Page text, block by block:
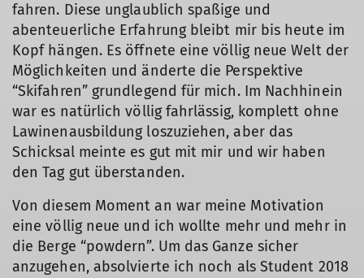
fahren. Diese unglaublich spaßige und
abenteuerliche Erfahrung bleibt mir bis heute im
Kopf hängen. Es öffnete eine völlig neue Welt der
Möglichkeiten und änderte die Perspektive
“Skifahren” grundlegend für mich. Im Nachhinein
war es natürlich völlig fahrlässig, komplett ohne
Lawinenausbildung loszuziehen, aber das
Schicksal meinte es gut mit mir und wir haben
den Tag gut überstanden.
Von diesem Moment an war meine Motivation
eine völlig neue und ich wollte mehr und mehr in
die Berge “powdern”. Um das Ganze sicher
anzugehen, absolvierte ich noch als Student 2018